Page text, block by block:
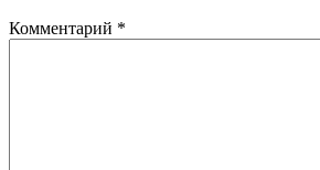
Комментарий *